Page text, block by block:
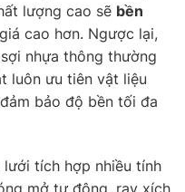
lượng cao sẽ bền
cao hơn. Ngược lại,
nhựa thông thường
luôn ưu tiên vật liệu
bảo độ bền tối đa
lưới tích hợp nhiều tính
mở tự động, ray xích